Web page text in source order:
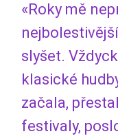
«Roky mě
slyšet.
klasické
začala,
festivaly,